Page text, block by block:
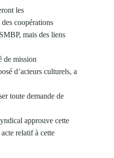
les
coopérations
mais des liens
de mission
d’acteurs culturels, a
toute demande de
approuve cette
relatif à cette